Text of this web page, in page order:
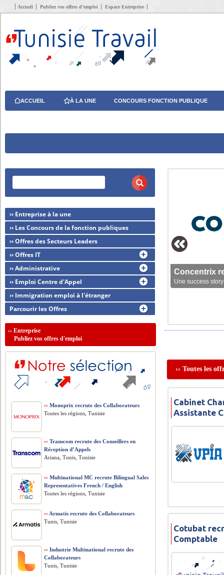
Accueil Publiez vos offres d’emploi Espace Entreprise
ACCUEIL À LA UNE CONCOURS FONCTION PUBLIQUE
Concentrix
Une success
›› Toutes les
Cabinet
Assistante
Cotubat
Comptable
›› Entreprise à la une
›› Les Concours de la fonction publiques
›› Offres des Secteurs Leaders
›› Offres IT
›› Administrative
›› Emploi Centre d'Appel
›› Immigration emploi à l'étranger
Parcourir les Offres
››Entreprise
Publiez vos offres d'emploi
›› Monoprix recrute des Collaborateurs
Toutes les régions, Tunisie
›› Transcom recrute des Conseillers en
Réception d’Appels
Ariana, Tunis, Tunisie
›› Multinational MC recrute Bilingual Sales
Representatives French / English
Toutes les régions, Tunisie
›› Armatis recrute des Collaborateurs
Tunis, Tunisie
›› Industrie Multinational recrute des
Collaborateurs
Tunis, Tunisie